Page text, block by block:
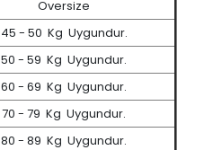
Oversize
45 - 50 Kg Uygundur.
50 - 59 Kg Uygundur.
60 - 69 Kg Uygundur.
70 - 79 Kg Uygundur.
80 - 89 Kg Uygundur.